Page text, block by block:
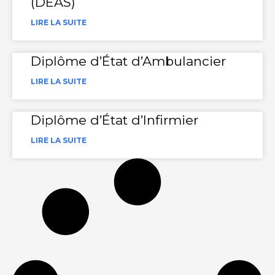
LIRE LA SUITE
Diplôme d’État d’Ambulancier
LIRE LA SUITE
Diplôme d’État d’Infirmier
LIRE LA SUITE